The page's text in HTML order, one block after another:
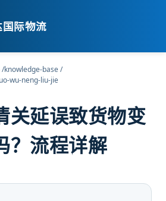
际物流
/knowledge-base/
wu-neng-liu-jie
关延误致货物变
？流程详解